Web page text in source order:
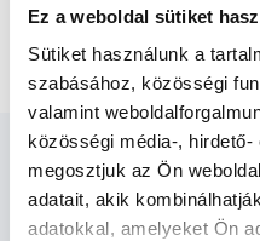
Ez a weboldal sütiket
Sütiket használunk a
szabásához, közösségi
valamint
közösségi média-,
megosztjuk az Ön
adatait, akik
adatokkal, amelyeket Ön
Végtagi vénák ultrahang